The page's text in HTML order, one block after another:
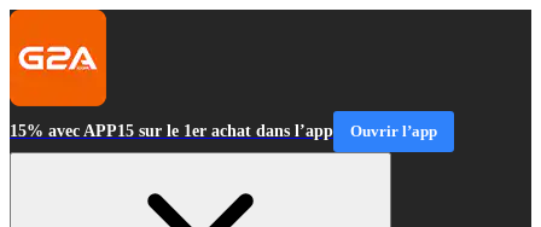
15% avec APP15 sur le 1er achat dans l’app Ouvrir l’app